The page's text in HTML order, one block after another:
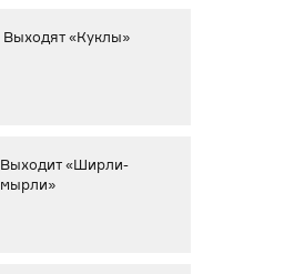
Выходят «Куклы»
Выходит «Ширли-
мырли»